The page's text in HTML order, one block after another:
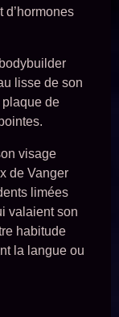
d’hormones
lisse de son
de
visage
de Vanger
limées
valaient son
habitude
la langue ou